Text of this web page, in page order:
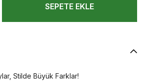
Stilde Büyük Farklar!